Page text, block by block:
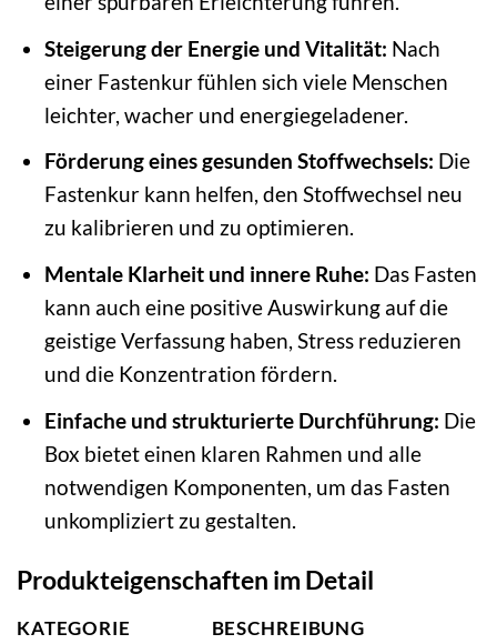
Steigerung der Energie und Vitalität: Nach
einer Fastenkur fühlen sich viele Menschen
leichter, wacher und energiegeladener.
Förderung eines gesunden Stoffwechsels: Die
Fastenkur kann helfen, den Stoffwechsel neu
zu kalibrieren und zu optimieren.
Mentale Klarheit und innere Ruhe: Das Fasten
kann auch eine positive Auswirkung auf die
geistige Verfassung haben, Stress reduzieren
und die Konzentration fördern.
Einfache und strukturierte Durchführung: Die
Box bietet einen klaren Rahmen und alle
notwendigen Komponenten, um das Fasten
unkompliziert zu gestalten.
Produkteigenschaften im Detail
KATEGORIE BESCHREIBUNG